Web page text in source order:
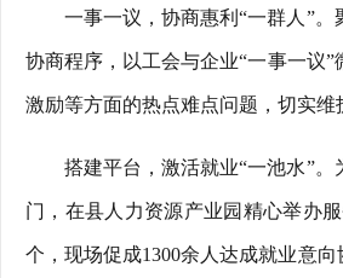
一事一议，协商惠利“一群人”
协商程序，以工会与企业“一事一议
激励等方面的热点难点问题，切实维
搭建平台，激活就业“一池水”
门，在县人力资源产业园精心举办
个，现场促成1300余人达成就业意